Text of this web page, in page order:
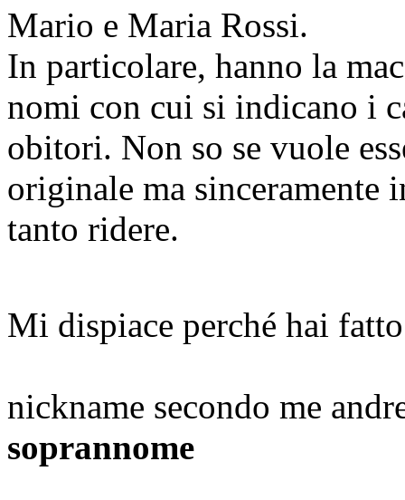
Mario e Maria Rossi.
In particolare, hanno la
nomi con cui si indicano i
obitori. Non so se vuole
originale ma sinceramente
tanto ridere.
Mi dispiace perché hai
nickname secondo me
soprannome